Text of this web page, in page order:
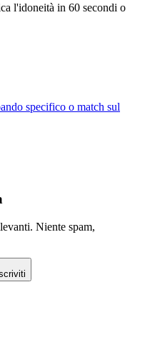
l'idoneità in 60 secondi o
specifico o match sul
Niente spam,